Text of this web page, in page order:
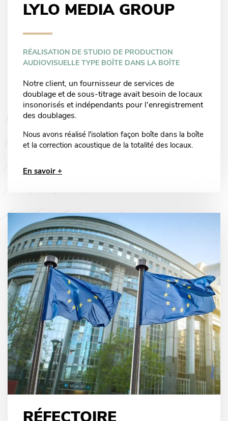
LYLO MEDIA GROUP
RÉALISATION DE STUDIO DE PRODUCTION
AUDIOVISUELLE TYPE BOÎTE DANS LA BOÎTE
Notre client, un fournisseur de services de
doublage et de sous-titrage avait besoin de locaux
insonorisés et indépendants pour l'enregistrement
des doublages.
Nous avons réalisé l'isolation façon boîte dans la boîte
et la correction acoustique de la totalité des locaux.
En savoir +